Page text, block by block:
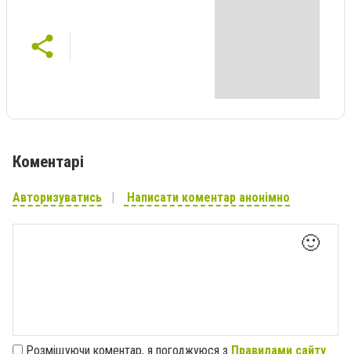
Коментарі
Авторизуватись Написати коментар анонімно
🙂
Розміщуючи коментар, я погоджуюся з Правилами сайту